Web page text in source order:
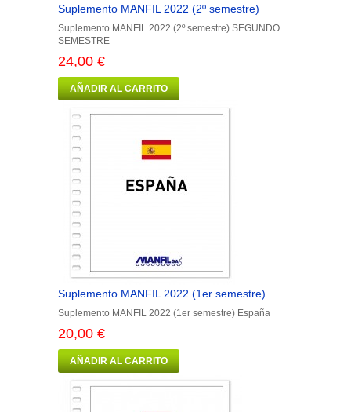
Suplemento MANFIL 2022 (2º semestre)
Suplemento MANFIL 2022 (2º semestre) SEGUNDO
SEMESTRE
24,00 €
AÑADIR AL CARRITO
Suplemento MANFIL 2022 (1er semestre)
Suplemento MANFIL 2022 (1er semestre) España
20,00 €
AÑADIR AL CARRITO